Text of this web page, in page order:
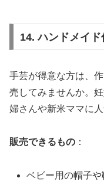
14. ハンドメイ
手芸が得意な方は、
売してみませんか。
婦さんや新米ママに人
販売できるもの ：
ベビー用の帽子や